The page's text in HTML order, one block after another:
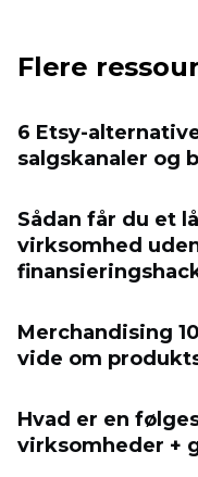
Flere
6 Etsy-
salgskanaler og
Sådan får du et
virksomhed
Merchandising
vide om
Hvad er en
virksomheder +